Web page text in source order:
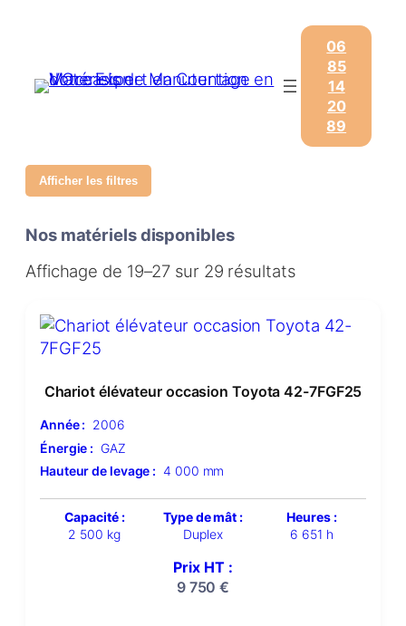
06
85
14
20
89
Afficher les filtres
Nos matériels disponibles
Affichage de 19–27 sur 29 résultats
Chariot élévateur occasion Toyota 42-7FGF25
Année : 2006
Énergie : GAZ
Hauteur de levage : 4 000 mm
Capacité :
2 500 kg
Type de mât :
Duplex
Heures :
6 651 h
Prix HT :
9 750€